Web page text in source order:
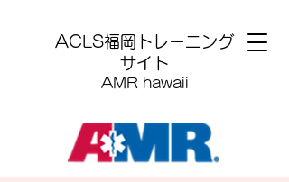
​ACLS福岡トレーニング
サイト
AMR hawaii